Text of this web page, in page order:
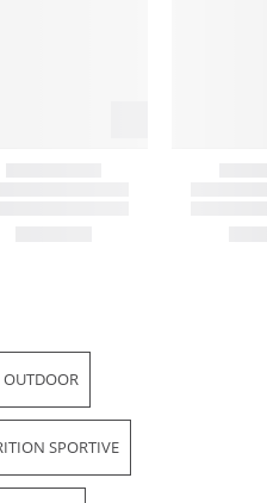
OUTDOOR
SPORTIVE